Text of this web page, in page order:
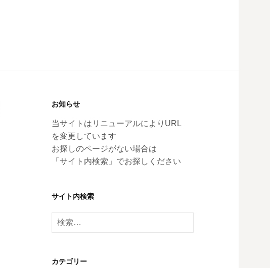
お知らせ
当サイトはリニューアルによりURL
を変更しています
お探しのページがない場合は
「サイト内検索」でお探しください
サイト内検索
検
索:
カテゴリー